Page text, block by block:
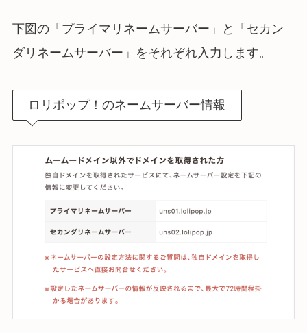
下図の「プライマリネームサーバー」と「セカン
ダリネームサーバー」をそれぞれ入力します。
ロリポップ！のネームサーバー情報